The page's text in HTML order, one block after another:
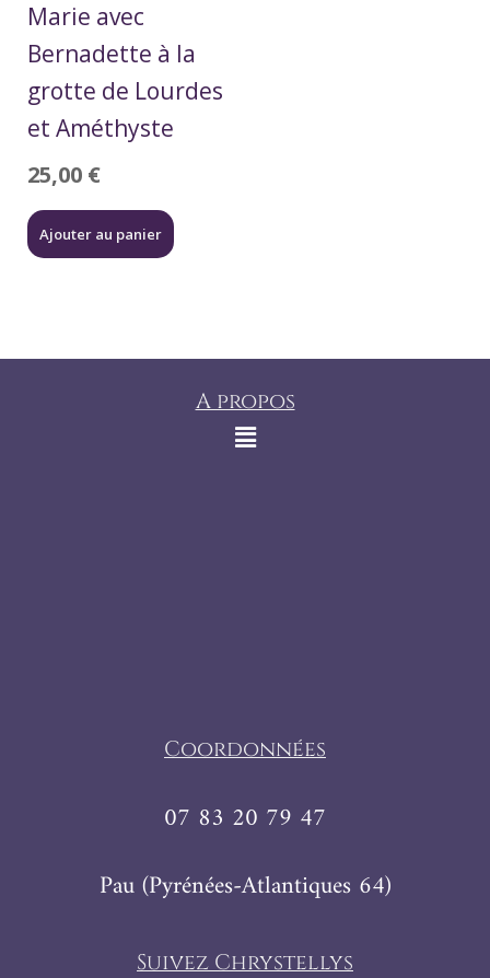
Marie avec
Bernadette à la
grotte de Lourdes
et Améthyste
25,00 €
Ajouter au panier
A propos
Coordonnées
07 83 20 79 47
Pau (Pyrénées-Atlantiques 64)
Suivez Chrystellys